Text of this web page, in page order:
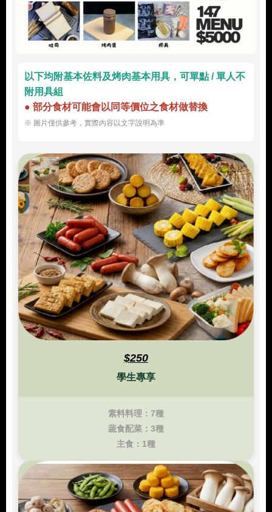
以下均附基本佐料及烤肉基本用具，可單點 / 單人不
附用具組
● 部分食材可能會以同等價位之食材做替換
※ 圖片僅供參考，實際內容以文字說明為準
$250
學生專享
素料料理：7種
蔬食配菜：3種
主食：1種